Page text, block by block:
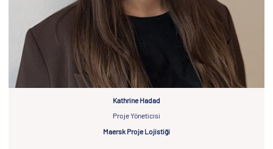
Kathrine Hadad
Proje Yöneticisi
Maersk Proje Lojistiği